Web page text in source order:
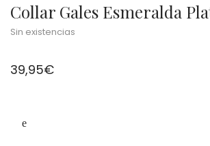
Collar Gales Esmeralda
Sin existencias
39,95€